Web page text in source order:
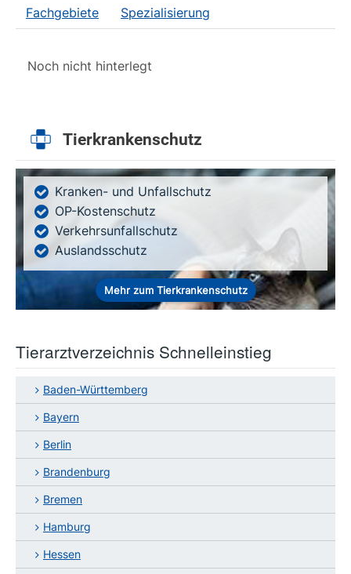
Fachgebiete Spezialisierung
Noch nicht hinterlegt
Tierkrankenschutz
Kranken- und Unfallschutz
OP-Kostenschutz
Verkehrsunfallschutz
Auslandsschutz
Mehr zum Tierkrankenschutz
Tierarztverzeichnis Schnelleinstieg
Baden-Württemberg
Bayern
Berlin
Brandenburg
Bremen
Hamburg
Hessen